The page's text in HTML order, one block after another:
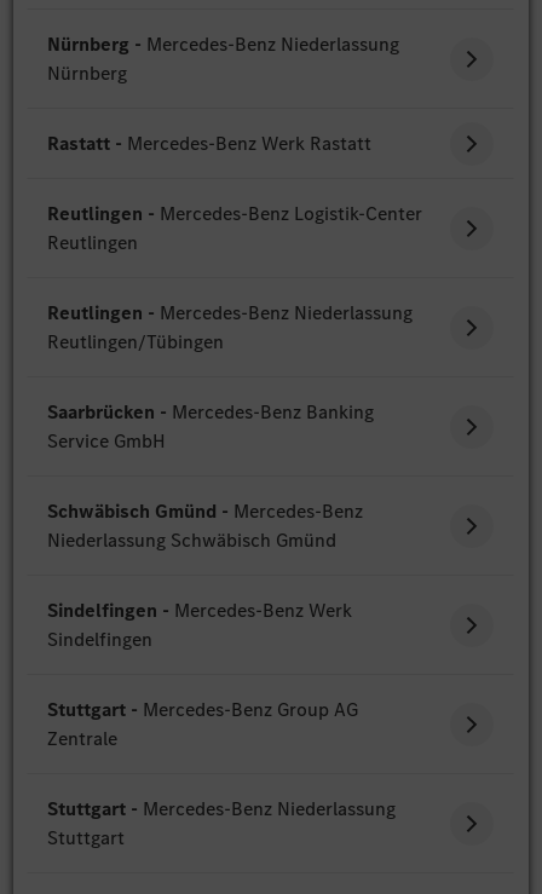
Nürnberg - Mercedes-Benz Niederlassung
Nürnberg
Rastatt - Mercedes-Benz Werk Rastatt
Reutlingen - Mercedes-Benz Logistik-Center
Reutlingen
Reutlingen - Mercedes-Benz Niederlassung
Reutlingen/Tübingen
Saarbrücken - Mercedes-Benz Banking
Service GmbH
Schwäbisch Gmünd - Mercedes-Benz
Niederlassung Schwäbisch Gmünd
Sindelfingen - Mercedes-Benz Werk
Sindelfingen
Stuttgart - Mercedes-Benz Group AG
Zentrale
Stuttgart - Mercedes-Benz Niederlassung
Stuttgart